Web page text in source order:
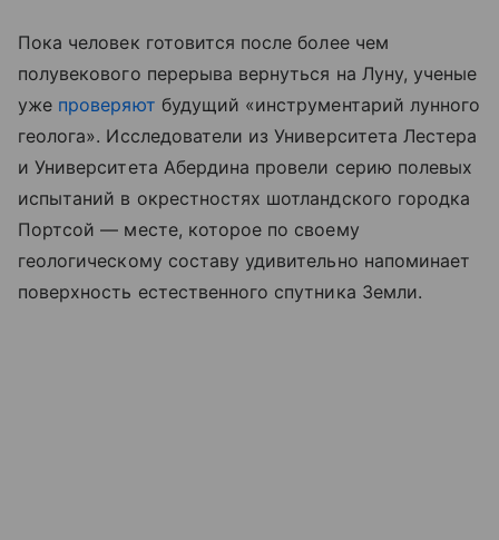
Пока человек готовится после более чем
полувекового перерыва вернуться на Луну, ученые
уже проверяют будущий «инструментарий лунного
геолога». Исследователи из Университета Лестера
и Университета Абердина провели серию полевых
испытаний в окрестностях шотландского городка
Портсой — месте, которое по своему
геологическому составу удивительно напоминает
поверхность естественного спутника Земли.